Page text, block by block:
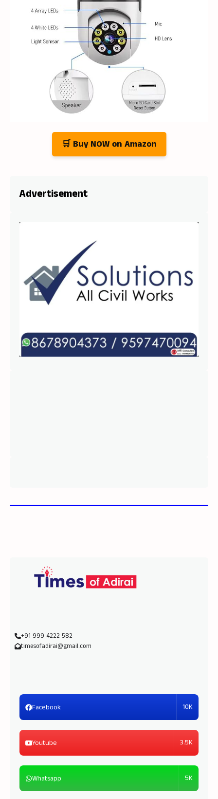
🛒 Buy NOW on Amazon
Advertisement
+91 999 4222 582
timesofadirai@gmail.com
Facebook 10K
Youtube 3.5K
Whatsapp 5K